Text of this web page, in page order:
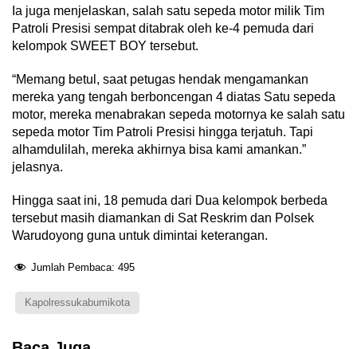
Ia juga menjelaskan, salah satu sepeda motor milik Tim
Patroli Presisi sempat ditabrak oleh ke-4 pemuda dari
kelompok SWEET BOY tersebut.
“Memang betul, saat petugas hendak mengamankan
mereka yang tengah berboncengan 4 diatas Satu sepeda
motor, mereka menabrakan sepeda motornya ke salah satu
sepeda motor Tim Patroli Presisi hingga terjatuh. Tapi
alhamdulilah, mereka akhirnya bisa kami amankan.”
jelasnya.
Hingga saat ini, 18 pemuda dari Dua kelompok berbeda
tersebut masih diamankan di Sat Reskrim dan Polsek
Warudoyong guna untuk dimintai keterangan.
Jumlah Pembaca: 495
Kapolressukabumikota